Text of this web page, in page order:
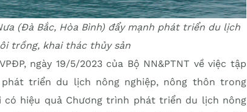
(Đà Bắc, Hòa Bình) đẩy mạnh phát triển du lịch
trồng, khai thác thủy sản
ngày 19/5/2023 của Bộ NN&PTNT về việc tập
triển du lịch nông nghiệp, nông thôn trong
có hiệu quả Chương trình phát triển du lịch nông